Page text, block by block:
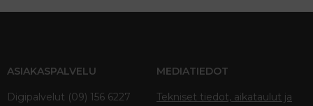
ASIAKASPALVELU
Digipalvelut (09) 156 6227
MEDIATIEDOT
Tekniset tiedot, aikataulut ja